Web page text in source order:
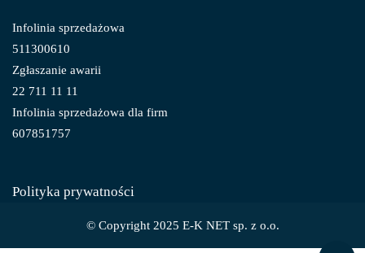
Infolinia sprzedażowa
511300610
Zgłaszanie awarii
22 711 11 11
Infolinia sprzedażowa dla firm
607851757
Polityka prywatności
© Copyright 2025 E-K NET sp. z o.o.